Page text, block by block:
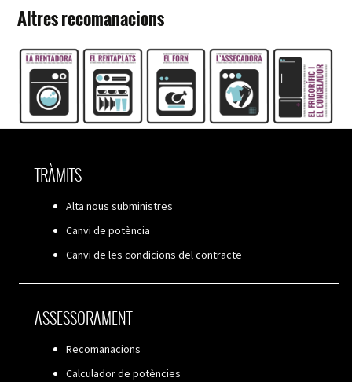
Altres recomanacions
TRÀMITS
Alta nous subministres
Canvi de potència
Canvi de les condicions del contracte
ASSESSORAMENT
Recomanacions
Calculador de potències